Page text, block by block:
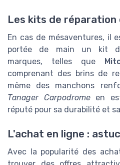
Les kits de
En cas de mésaventures, il
portée de main un kit
marques, telles que
comprenant des brins de
même des manchons
Tanager Carpodromeen est
réputé pour sa durabilité et
L'achat en ligne :
Avec la popularité des